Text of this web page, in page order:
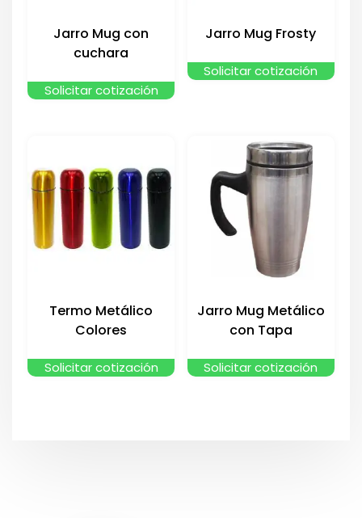
Jarro Mug con
cuchara
Solicitar cotización
Jarro Mug Frosty
Solicitar cotización
Termo Metálico
Colores
Solicitar cotización
Jarro Mug Metálico
con Tapa
Solicitar cotización